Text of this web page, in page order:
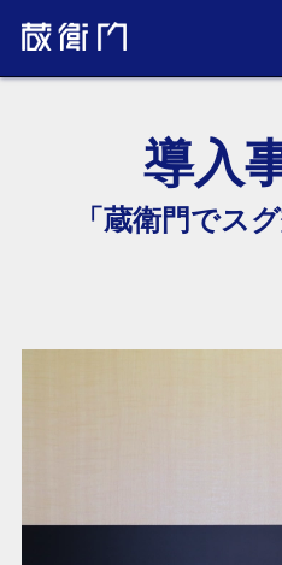
導入
「蔵衛門でス